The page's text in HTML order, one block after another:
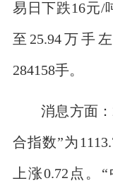
易日下跌16元/
至25.94万手
284158手。
消息方面：
合指数”为
上涨0.72点。